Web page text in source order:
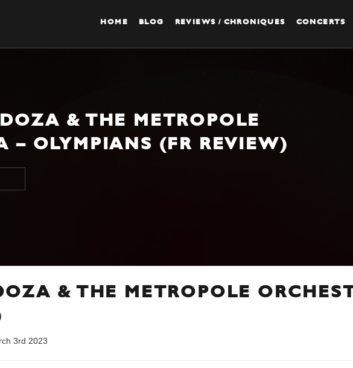
HOME BLOG REVIEWS / CHRONIQUES CONCERTS
& THE METROPOLE
– OLYMPIANS (FR REVIEW)
& THE METROPOLE
3rd 2023